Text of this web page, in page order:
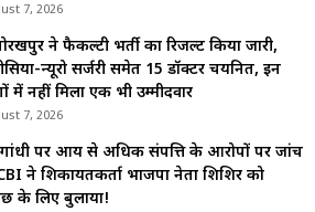
7, 2026
ने फैकल्टी भर्ती का रिजल्ट किया जारी,
न्यूरो सर्जरी समेत 15 डॉक्टर चयनित, इन
में नहीं मिला एक भी उम्मीदवार
7, 2026
गांधी पर आय से अधिक संपत्ति के आरोपों पर जांच
ने शिकायतकर्ता भाजपा नेता शिशिर को
के लिए बुलाया!